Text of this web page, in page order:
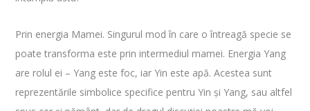
Prin energia Mamei. Singurul mod în care o întreagă specie se
poate transforma este prin intermediul mamei. Energia Yang
are rolul ei – Yang este foc, iar Yin este apă. Acestea sunt
reprezentările simbolice specifice pentru Yin și Yang, sau altfel